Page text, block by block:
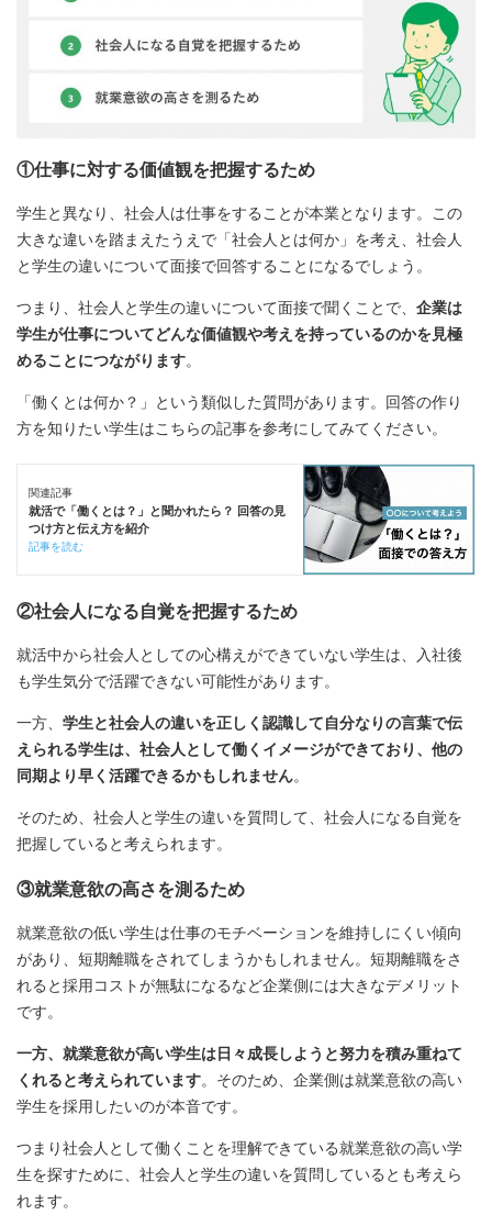
①仕事に対する価値観を把握するため
学生と異なり、社会人は仕事をすることが本業となります。この
大きな違いを踏まえたうえで「社会人とは何か」を考え、社会人
と学生の違いについて面接で回答することになるでしょう。
つまり、社会人と学生の違いについて面接で聞くことで、 企業は
学生が仕事についてどんな価値観や考えを持っているのかを見極
めることにつながります。
「働くとは何か？」という類似した質問があります。回答の作り
方を知りたい学生はこちらの記事を参考にしてみてください。
関連記事
就活で「働くとは？」と聞かれたら？ 回答の見
つけ方と伝え方を紹介
記事を読む
②社会人になる自覚を把握するため
就活中から社会人としての心構えができていない学生は、入社後
も学生気分で活躍できない可能性があります。
一方、 学生と社会人の違いを正しく認識して自分なりの言葉で伝
えられる学生は、社会人として働くイメージができており、他の
同期より早く活躍できるかもしれません。
そのため、社会人と学生の違いを質問して、社会人になる自覚を
把握していると考えられます。
③就業意欲の高さを測るため
就業意欲の低い学生は仕事のモチベーションを維持しにくい傾向
があり、短期離職をされてしまうかもしれません。短期離職をさ
れると採用コストが無駄になるなど企業側には大きなデメリット
です。
一方、就業意欲が高い学生は日々成長しようと努力を積み重ねて
くれると考えられています。そのため、企業側は就業意欲の高い
学生を採用したいのが本音です。
つまり社会人として働くことを理解できている就業意欲の高い学
生を探すために、社会人と学生の違いを質問しているとも考えら
れます。